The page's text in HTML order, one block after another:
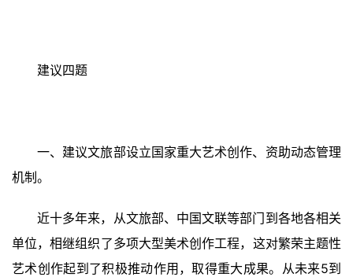
建议四题
一、建议文旅部设立国家重大艺术创作、资助动态管理
机制。
近十多年来，从文旅部、中国文联等部门到各地各相关
单位，相继组织了多项大型美术创作工程，这对繁荣主题性
艺术创作起到了积极推动作用，取得重大成果。从未来5到